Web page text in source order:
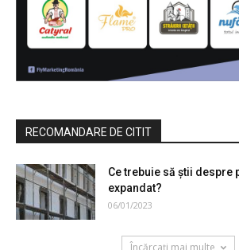
RECOMANDARE DE CITIT
Ce trebuie să știi despre
expandat?
06/01/2023